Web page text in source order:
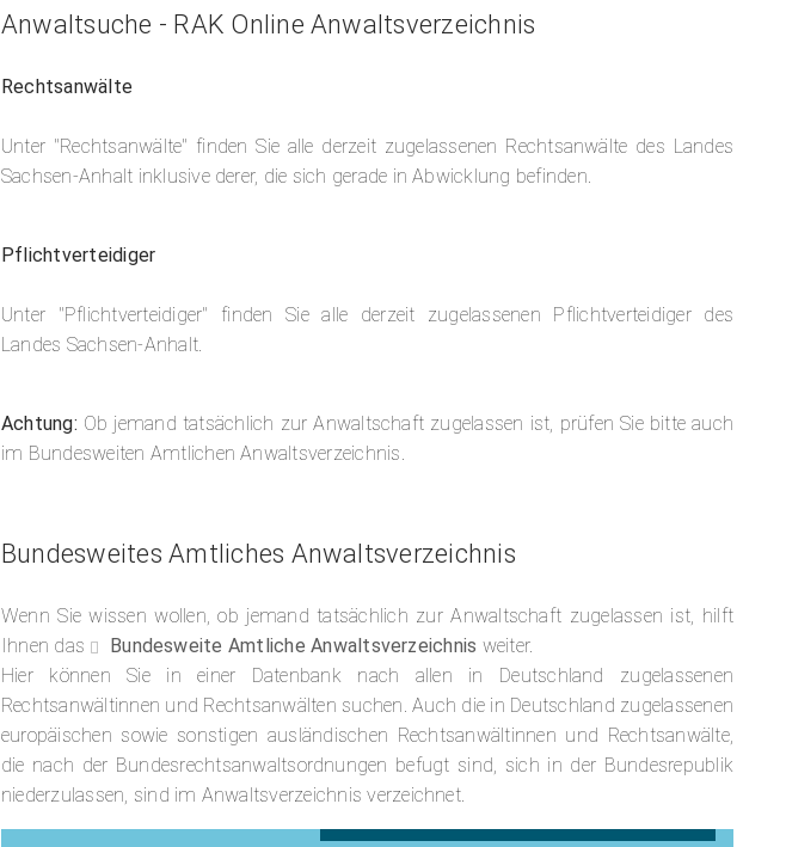
Anwaltsuche - RAK Online Anwaltsverzeichnis
Rechtsanwälte
Unter "Rechtsanwälte" finden Sie alle derzeit zugelassenen Rechtsanwälte des Landes
Sachsen-Anhalt inklusive derer, die sich gerade in Abwicklung befinden.
Pflichtverteidiger
Unter "Pflichtverteidiger" finden Sie alle derzeit zugelassenen Pflichtverteidiger des
Landes Sachsen-Anhalt.
Achtung: Ob jemand tatsächlich zur Anwaltschaft zugelassen ist, prüfen Sie bitte auch
im Bundesweiten Amtlichen Anwaltsverzeichnis.
Bundesweites Amtliches Anwaltsverzeichnis
Wenn Sie wissen wollen, ob jemand tatsächlich zur Anwaltschaft zugelassen ist, hilft
Ihnen das
Bundesweite Amtliche Anwaltsverzeichnis weiter.
Hier können Sie in einer Datenbank nach allen in Deutschland zugelassenen
Rechtsanwältinnen und Rechtsanwälten suchen. Auch die in Deutschland zugelassenen
europäischen sowie sonstigen ausländischen Rechtsanwältinnen und Rechtsanwälte,
die nach der Bundesrechtsanwaltsordnungen befugt sind, sich in der Bundesrepublik
niederzulassen, sind im Anwaltsverzeichnis verzeichnet.